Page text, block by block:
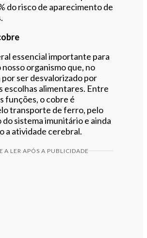
do risco de aparecimento de
essencial importante para
organismo que, no
ser desvalorizado por
escolhas alimentares. Entre
funções, o cobre é
transporte de ferro, pelo
sistema imunitário e ainda
a atividade cerebral.
A LER APÓS A PUBLICIDADE